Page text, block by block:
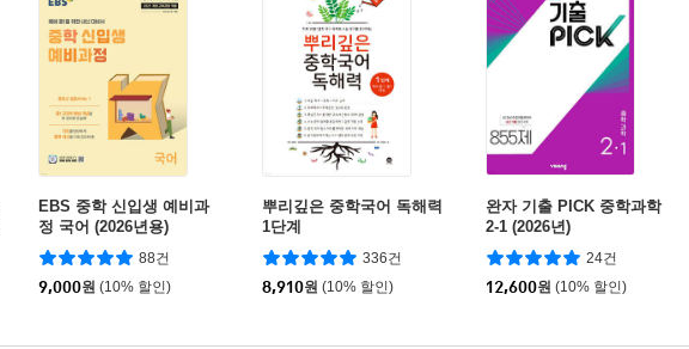
EBS 중학 신입생 예비과
정 국어 (2026년용)
88건
9,000원 (10% 할인)
뿌리깊은 중학국어 독해력
1단계
336건
8,910원 (10% 할인)
완자 기출 PICK 중학과학
2-1 (2026년)
24건
12,600원 (10% 할인)